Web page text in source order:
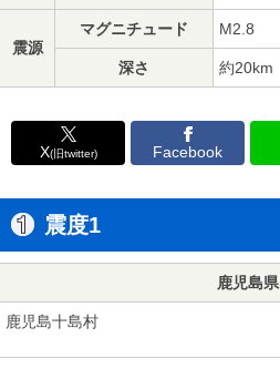
震源
マグニチュード M2.8
深さ 約20km
X(旧twitter) Facebook
震度1
鹿児島県
鹿児島十島村